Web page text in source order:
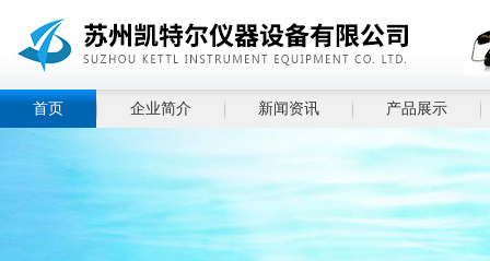
首页 企业简介 新闻资讯 产品展示